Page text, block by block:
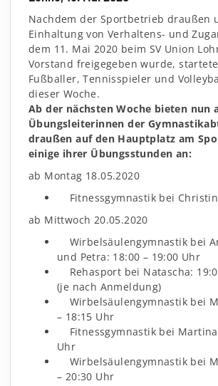
Nachdem der Sportbetrieb draußen
Einhaltung von Verhaltens- und
dem 11. Mai 2020 beim SV Union
Vorstand freigegeben wurde,
Fußballer, Tennisspieler und
dieser Woche.
Ab der nächsten Woche bieten nun
Übungsleiterinnen der
draußen auf den Hauptplatz am
einige ihrer Übungsstunden an:
ab Montag 18.05.2020
Fitnessgymnastik bei
ab Mittwoch 20.05.2020
Wirbelsäulengymnastik bei
und Petra: 18:00 – 19:00 Uhr
Rehasport bei Natascha:
(je nach Anmeldung)
Wirbelsäulengymnastik bei
– 18:15 Uhr
Fitnessgymnastik bei
Uhr
Wirbelsäulengymnastik bei
– 20:30 Uhr